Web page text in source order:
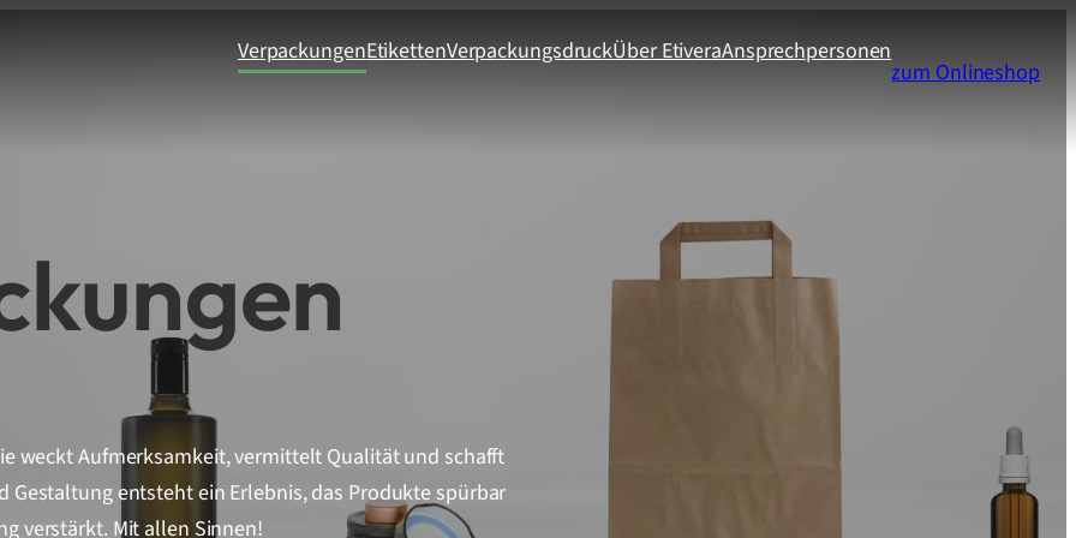
VerpackungenEtikettenVerpackungsdruckÜber EtiveraAnsprechpersonen
zum Onlineshop
weckt Aufmerksamkeit, vermittelt Qualität und schafft
entsteht ein Erlebnis, das Produkte spürbar
verstärkt. Mit allen Sinnen!